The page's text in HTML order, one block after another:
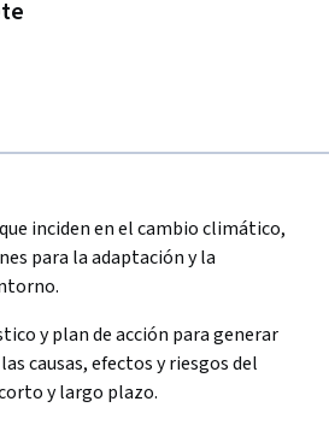
inciden en el cambio climático,
para la adaptación y la
y plan de acción para generar
causas, efectos y riesgos del
y largo plazo.